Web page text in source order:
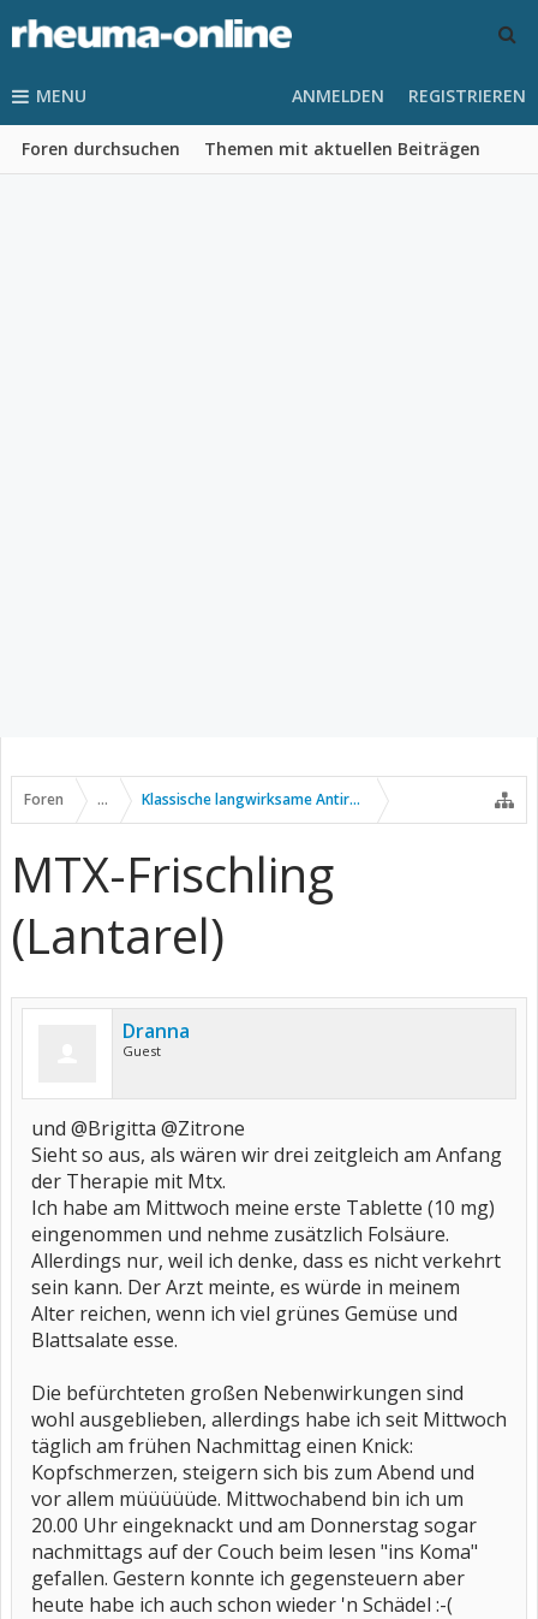
MENU
Foren durchsuchen Themen mit aktuellen Beiträgen
ANMELDEN REGISTRIEREN
Foren ... Klassische langwirksame Antirheumatika
MTX-Frischling
(Lantarel)
Dranna
Guest
und @Brigitta @Zitrone
Sieht so aus, als wären wir drei zeitgleich am Anfang
der Therapie mit Mtx.
Ich habe am Mittwoch meine erste Tablette (10 mg)
eingenommen und nehme zusätzlich Folsäure.
Allerdings nur, weil ich denke, dass es nicht verkehrt
sein kann. Der Arzt meinte, es würde in meinem
Alter reichen, wenn ich viel grünes Gemüse und
Blattsalate esse.
Die befürchteten großen Nebenwirkungen sind
wohl ausgeblieben, allerdings habe ich seit Mittwoch
täglich am frühen Nachmittag einen Knick:
Kopfschmerzen, steigern sich bis zum Abend und
vor allem müüüüüde. Mittwochabend bin ich um
20.00 Uhr eingeknackt und am Donnerstag sogar
nachmittags auf der Couch beim lesen "ins Koma"
gefallen. Gestern konnte ich gegensteuern aber
heute habe ich auch schon wieder 'n Schädel :-(